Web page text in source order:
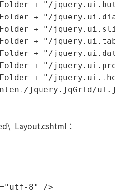
+ "/
+ "/
+ "/
+ "/
+ "/
+ "/
+ "/
jquery.jqGrid/
：
8" />